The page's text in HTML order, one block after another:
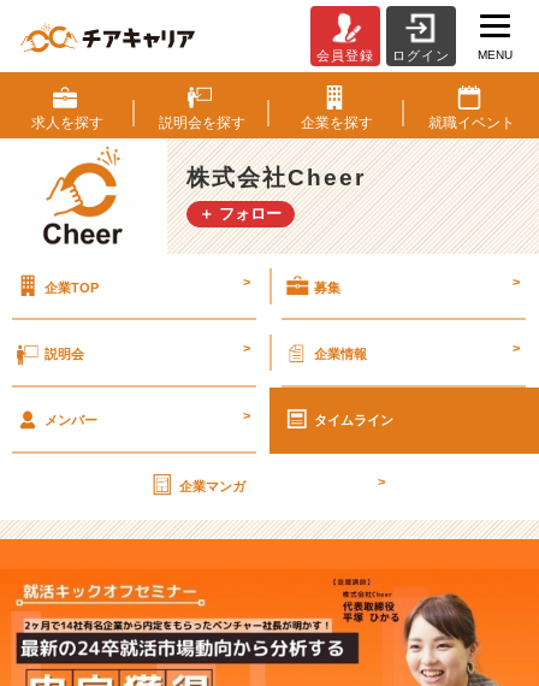
新
の
就
活
市
場
を
サ
社
長
が
説
し
ま
す！
会員登録 ログイン MENU
求人を探す 説明会を探す 企業を探す 就職イベント
株式会社Cheer
＋ フォロー
企業TOP > 募集 >
説明会 > 企業情報 >
メンバー > タイムライン
企業マンガ >